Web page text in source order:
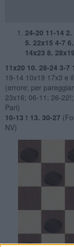
24-20 11-14
5. 22x15 4-7
14x23 8.
11x20 10. 28-24 3-7
19-14 10x19 17x3 e
(errore; per
23x16; 06-11; 26-
Pari)
10-13 ! 13. 30-27
NV)